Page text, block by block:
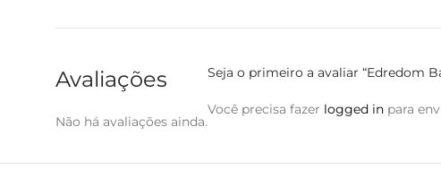
Avaliações
Não há avaliações ainda.
Seja o primeiro a avaliar “Edredom
Você precisa fazer logged in para